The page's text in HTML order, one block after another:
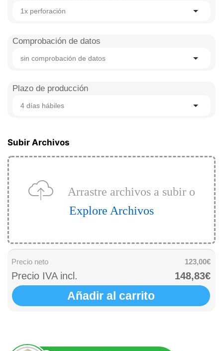
1x perforación
Comprobación de datos
sin comprobación de datos
Plazo de producción
4 días hábiles
Subir Archivos
Arrastre archivos a subir o
Explore Archivos
Precio neto 123,00€
Precio IVA incl. 148,83€
Añadir al carrito